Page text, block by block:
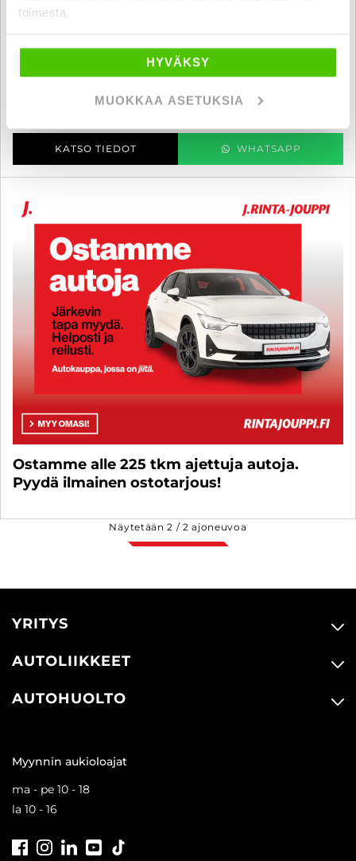
toimesta.
HYVÄKSY
MUOKKAA ASETUKSIA
Fiat 2,2 JTD 100 Multijet Puoli-integroitu - B-kortti - SIISTI PUOLI-
2008 , Manuaali, Diesel, 156 000 km, Rek. 4, Vuodepaikat 2
24 800 €24 500 €
alk. 253 € / kk
KATSO TIEDOT WHATSAPP
Ostamme alle 225 tkm ajettuja autoja.
Pyydä ilmainen ostotarjous!
Näytetään2 /2 ajoneuvoa
YRITYS
AUTOLIIKKEET
AUTOHUOLTO
Myynnin aukioloajat
ma - pe 10 - 18
la 10 - 16
FacebookInstagramLinkedInYoutube